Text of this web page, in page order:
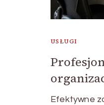
USŁUGI
Efektywne